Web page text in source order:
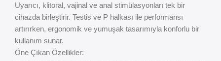
Uyarıcı, klitoral, vajinal ve anal stimülasyonları tek bir
cihazda birleştirir. Testis ve P halkası ile performansı
artırırken, ergonomik ve yumuşak tasarımıyla konforlu bir
kullanım sunar.
Öne Çıkan Özellikler: